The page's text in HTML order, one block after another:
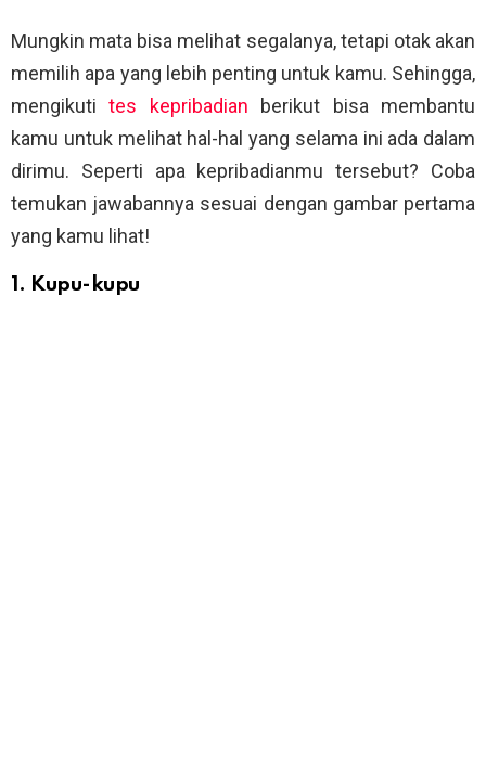
Mungkin mata bisa melihat segalanya, tetapi otak akan
memilih apa yang lebih penting untuk kamu. Sehingga,
mengikutites kepribadian berikut bisa membantu
kamu untuk melihat hal-hal yang selama ini ada dalam
dirimu. Seperti apa kepribadianmu tersebut? Coba
temukan jawabannya sesuai dengan gambar pertama
yang kamu lihat!
1. Kupu-kupu